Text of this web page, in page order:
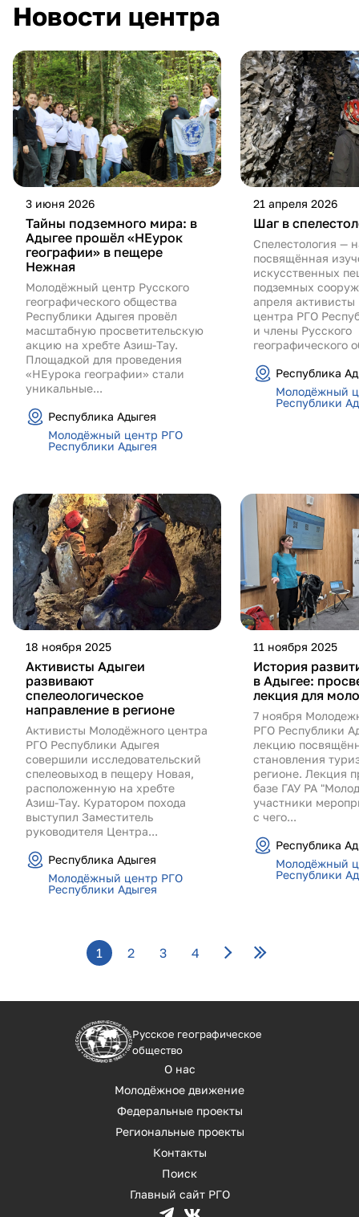
Новости центра
3 июня 2026
Тайны подземного мира: в
Адыгее прошёл «НЕурок
географии» в пещере
Нежная
Молодёжный центр Русского
географического общества
Республики Адыгея провёл
масштабную просветительскую
акцию на хребте Азиш-Тау.
Площадкой для проведения
«НЕурока географии» стали
уникальные...
Республика Адыгея
Молодёжный центр РГО
Республики Адыгея
21 апреля 2026
Шаг в
Спелестология —
посвящённая
искусственных
подземных
апреля
центра РГО
и члены Русского
географического
Республика
Молодёжный
Республики
18 ноября 2025
Активисты Адыгеи
развивают
спелеологическое
направление в регионе
Активисты Молодёжного центра
РГО Республики Адыгея
совершили исследовательский
спелеовыход в пещеру Новая,
расположенную на хребте
Азиш-Тау. Куратором похода
выступил Заместитель
руководителя Центра...
Республика Адыгея
Молодёжный центр РГО
Республики Адыгея
11 ноября 2025
История
в Адыгее:
лекция для
7 ноября
РГО Республики
лекцию
становления
регионе. Лекция
базе ГАУ РА
участники
с чего...
Республика
Молодёжный
Республики
1 2 3 4
Русское географическое
общество
О нас
Молодёжное движение
Федеральные проекты
Региональные проекты
Контакты
Поиск
Главный сайт РГО